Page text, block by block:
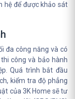
hệ để được khảo sát
đa công năng và có
công và bảo hành
Quá trình bắt đầu
kiểm tra độ phẳng
của 3K Home sẽ tư